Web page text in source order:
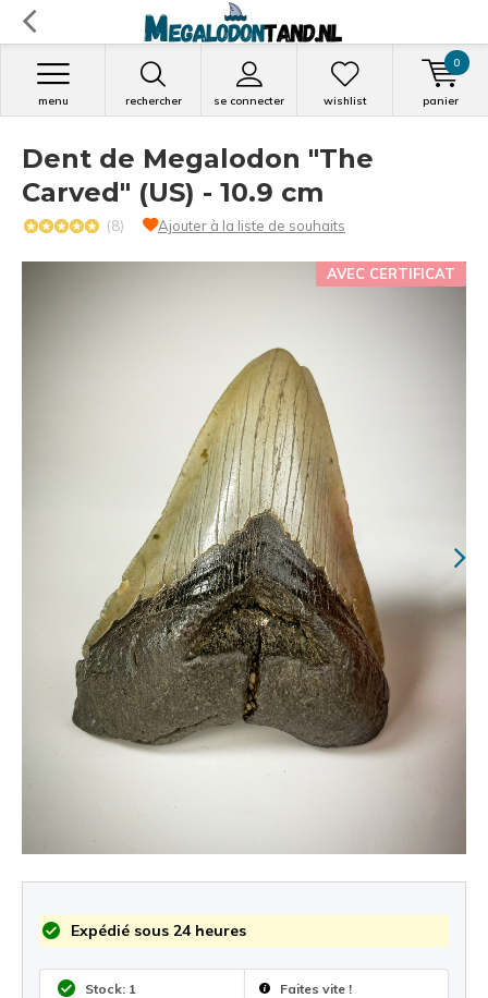
rechercher se connecter
menu wishlist panier
0
Dent de Megalodon "The
Carved" (US) - 10.9 cm
(8) Ajouter à la liste de souhaits
AVEC CERTIFICAT
Expédié sous 24 heures
Stock: 1 Faites vite !